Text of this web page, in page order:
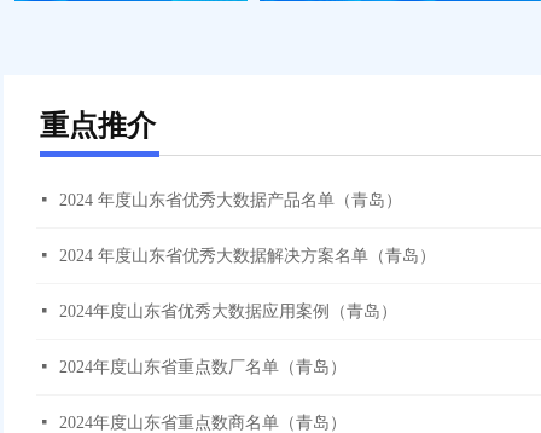
重点推介
넷 2024 年度山东省优秀大数据产品名单（青岛）
넷 2024 年度山东省优秀大数据解决方案名单（青岛）
넷 2024年度山东省优秀大数据应用案例（青岛）
넷 2024年度山东省重点数厂名单（青岛）
넷 2024年度山东省重点数商名单（青岛）